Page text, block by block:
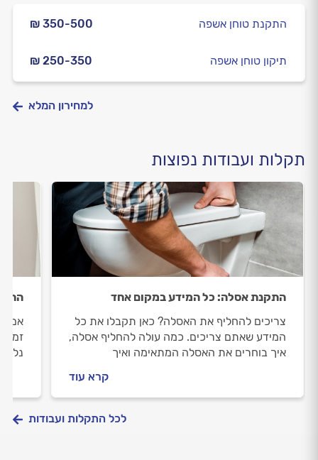
₪ 350-500 התקנת טוחן אשפה
₪ 250-350 תיקון טוחן אשפה
למחירון המלא
תקלות ועבודות נפוצות
התקנת אסלה: כל המידע במקום אחד
צריכים להחליף את האסלה? כאן תקבלו את כל
המידע שאתם צריכים. כמה עולה להחליף אסלה,
איך בוחרים את האסלה המתאימה ואיך
קרא עוד
אם
זמן
לכל התקלות ועבודות